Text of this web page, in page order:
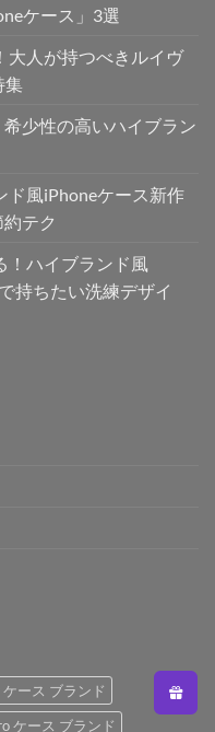
ケース」3選
大人が持つべきルイヴ
集
希少性の高いハイブラン
ド風iPhoneケース新作
テク
！ハイブランド風
持ちたい洗練デザイ
ース ブランド
ケース ブランド